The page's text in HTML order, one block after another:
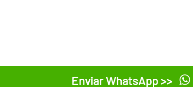
Enviar WhatsApp >>